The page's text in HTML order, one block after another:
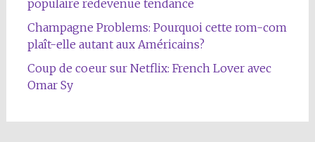
populaire redevenue tendance
Champagne Problems: Pourquoi cette rom-com
plaît-elle autant aux Américains?
Coup de coeur sur Netflix: French Lover avec
Omar Sy